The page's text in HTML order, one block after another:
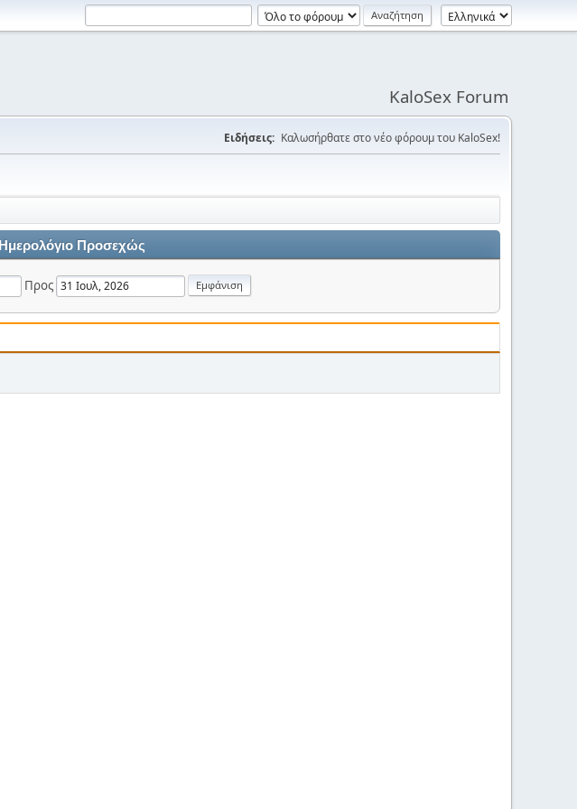
KaloSex Forum
Ειδήσεις: Καλωσήρθατε στο νέο φόρουμ του KaloSex!
Ημερολόγιο Προσεχώς
Προς